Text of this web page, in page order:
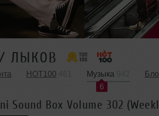
/ ЛЫКОВ
HOT100
Музыка
6
Sound Box Volume 302